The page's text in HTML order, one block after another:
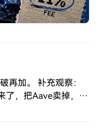
再加。 补充观察：
，把Aave卖掉，
来了，把Aave卖